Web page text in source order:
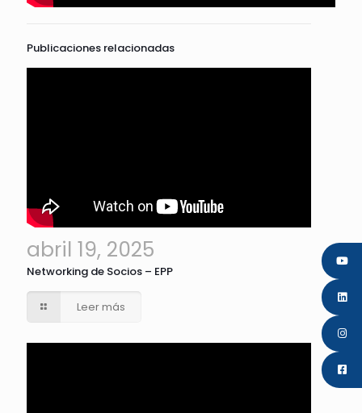
Publicaciones relacionadas
abril 19, 2025
Networking de Socios – EPP
Leer más